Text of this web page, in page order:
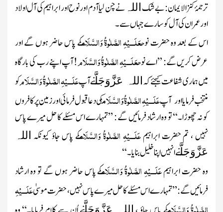
ترجمۂ کنزالایمان: بے شکاللہ نے چن لیا آدم اور نوح اور ابراہیم کی آل اولاد
اور عمران کی آل کو سارے جہاں سے۔
اس کے بعد وہ حضرت نوحعَلَـــیْہِ الصَّلٰوۃُ وَالسَّلَامکے پاس حاضر ہوں گے اور
عرض کریں گے: ’’اے نوحعَلَـــیْہِ الصَّلٰوۃُ وَالسَّلَام! آپ اپنے رب کی بارگاہ
میں ہماری شفاعت کیجئے کہاللہ عَزَّوَجَلَّنے آپعَلَـــیْہِ الصَّلٰوۃُ وَالسَّلَامکو
منتخب فرمایااورآپعَلَـــیْہِ الصَّلٰوۃُ وَالسَّلَامکی دعاقبول فرمائی اور زمین پر کافروں
کو نہ چھوڑا۔‘‘ تو وہ ارشاد فرمائیں گے : ’’تمہارے اس مسئلے کا حل میرے پاس
نہیں ، تم حضرت ابراہیمعَلَـــیْہِ الصَّلٰوۃُ وَالسَّلَامکے پاس جاؤ کیونکہ اللہ
عَزَّوَجَلَّنے انہیں اپنا خلیل بنایا۔‘‘
وہ حضرت ابراہیمعَلَـــیْہِ الصَّلٰوۃُ وَالسَّلَامکے پاس حاضر ہوں گے تو وہ ارشاد
فرمائیں گے:’’تمہارے اس مسئلے کا حل میرے پاس نہیں ، حضرت موسیٰعَلَـــیْہِ
اللہ عَزَّوَجَلَّ